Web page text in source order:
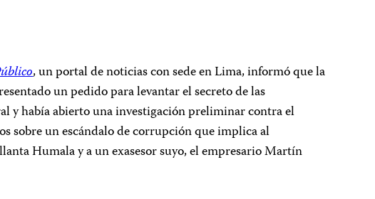
, un portal de noticias con sede en Lima, informó que la
un pedido para levantar el secreto de las
y había abierto una investigación preliminar contra el
sobre un escándalo de corrupción que implica al
Humala y a un exasesor suyo, el empresario Martín